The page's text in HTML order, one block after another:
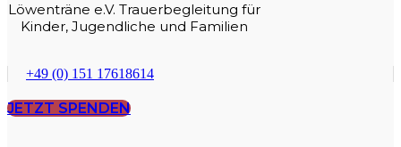
Löwenträne e.V. Trauerbegleitung für
Kinder, Jugendliche und Familien
+49 (0) 151 17618614
JETZT SPENDEN